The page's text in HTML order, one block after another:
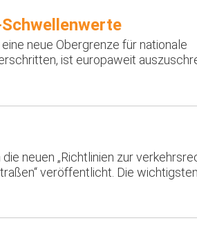
neue Obergrenze für nationale
ist europaweit
neuen „Richtlinien zur
veröffentlicht. Die wichtigsten